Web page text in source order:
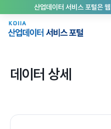
산업데이터 서비스 포털은
데이터 상세